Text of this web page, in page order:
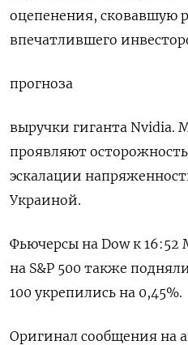
оцепенения, сковавшую
впечатлившего
прогноза
выручки гиганта Nvidia.
проявляют
эскалации
Украиной.
Фьючерсы на Dow к
на S&P 500 также
100 укрепились на 0,45%.
Оригинал сообщения на